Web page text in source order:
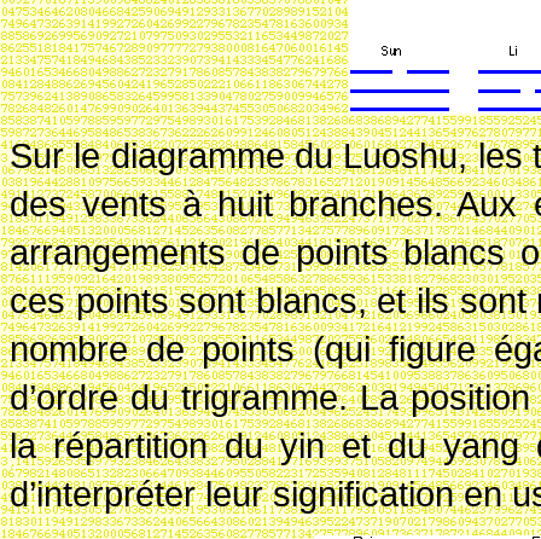
Sur le diagramme du Luoshu,
des vents à huit branches. Aux
arrangements de points blancs
ces points sont blancs, et ils sont
nombre de points (qui figure
d’ordre du trigramme. La
la répartition du yin et du yang
d’interpréter leur signification en